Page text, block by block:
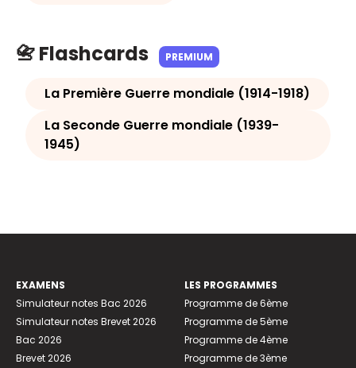
📇 Flashcards PREMIUM
La Première Guerre mondiale (1914-1918)
La Seconde Guerre mondiale (1939-
1945)
EXAMENS
Simulateur notes Bac 2026
Simulateur notes Brevet 2026
Bac 2026
Brevet 2026
LES PROGRAMMES
Programme de 6ème
Programme de 5ème
Programme de 4ème
Programme de 3ème